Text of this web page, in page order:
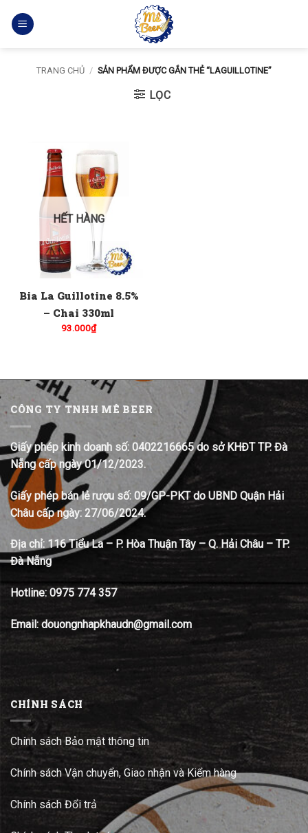
qua
TRANG CHỦ / SẢN PHẨM ĐƯỢC GẮN THẺ “LAGUILLOTINE”
LỌC
HẾT HÀNG
Bia La Guillotine 8.5%
– Chai 330ml
93.000₫
CÔNG TY TNHH MÊ BEER
Giấy phép kinh doanh số: 0402216665 do sở KHĐT TP. Đà
Nẵng cấp ngày 01/12/2023.
Giấy phép bán lẻ rượu số: 09/GP-PKT do UBND Quận Hải
Châu cấp ngày: 27/06/2024.
Địa chỉ: 116 Tiểu La – P. Hòa Thuận Tây – Q. Hải Châu – TP.
Đà Nẵng
Hotline: 0975 774 357
Email: douongnhapkhaudn@gmail.com
CHÍNH SÁCH
Chính sách Bảo mật thông tin
Chính sách Vận chuyển, Giao nhận và Kiểm hàng
Chính sách Đổi trả